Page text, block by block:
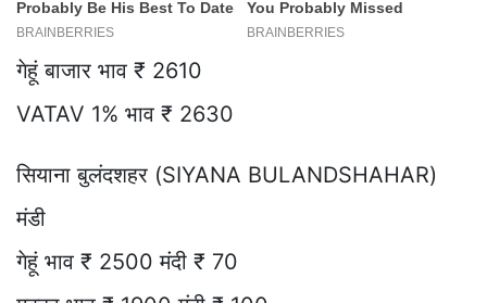
गेहूं बाजार भाव ₹ 2610
VATAV 1% भाव ₹ 2630
सियाना बुलंदशहर (SIYANA BULANDSHAHAR)
मंडी
गेहूं भाव ₹ 2500 मंदी ₹ 70